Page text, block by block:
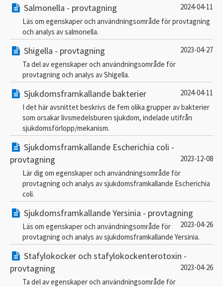
Salmonella - provtagning
2024-04-11
Läs om egenskaper och användningsområde för provtagning
och analys av salmonella.
Shigella - provtagning
2023-04-27
Ta del av egenskaper och användningsområde för
provtagning och analys av Shigella.
Sjukdomsframkallande bakterier
2024-04-11
I det här avsnittet beskrivs de fem olika grupper av bakterier
som orsakar livsmedelsburen sjukdom, indelade utifrån
sjukdomsförlopp/mekanism.
Sjukdomsframkallande Escherichia coli -
provtagning
2023-12-08
Lär dig om egenskaper och användningsområde för
provtagning och analys av sjukdomsframkallande Escherichia
coli.
Sjukdomsframkallande Yersinia - provtagning
2023-04-26
Läs om egenskaper och användningsområde för
provtagning och analys av sjukdomsframkallande Yersinia.
Stafylokocker och stafylokockenterotoxin -
provtagning
2023-04-26
Ta del av egenskaper och användningsområde för